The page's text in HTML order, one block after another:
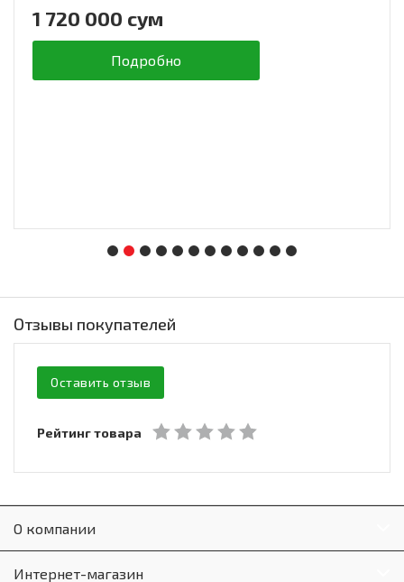
1 720 000 сум
Подробно
Отзывы покупателей
Оставить отзыв
Рейтинг товара
О компании
Интернет-магазин